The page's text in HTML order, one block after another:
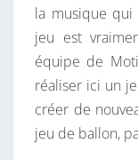
la musique
jeu est
équipe de
réaliser ici un
créer de
jeu de ballon,